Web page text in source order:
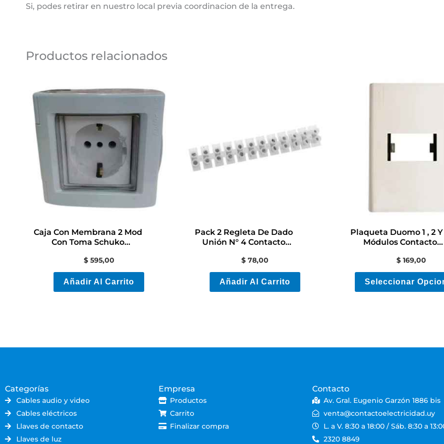
Si, podes retirar en nuestro local previa coordinacion de la entrega.
Productos relacionados
Caja Con Membrana 2 Mod
Con Toma Schuko
$595,00
Añadir Al Carrito
Pack 2 Regleta De Dado
Unión N° 4 Contacto
$ 78,00
Añadir Al Carrito
Plaqueta Duomo 1 , 2 Y
Módulos Contacto
$169,00
Seleccionar
Categorías
Cables audio y video
Cables eléctricos
Llaves de contacto
Llaves de luz
Empresa
Productos
Carrito
Finalizar compra
Contacto
Av. Gral. Eugenio Garzón 1886 bis
venta@contactoelectricidad.uy
L. a V. 8:30 a 18:00 / Sáb. 8:30 a
2320 8849